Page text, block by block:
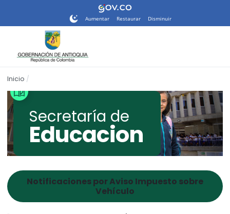
sitio
de
accesibilidad.
Aumentar Restaurar Disminuir
Inicio
Secretaría de
Educacion
Notificaciones por Aviso Impuesto sobre
Vehículo